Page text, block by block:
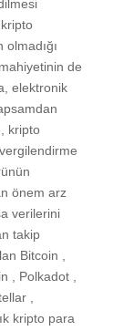
de
elektronik
kripto
önem arz
verilerini
takip
Bitcoin ,
, Polkadot ,
,
kripto para